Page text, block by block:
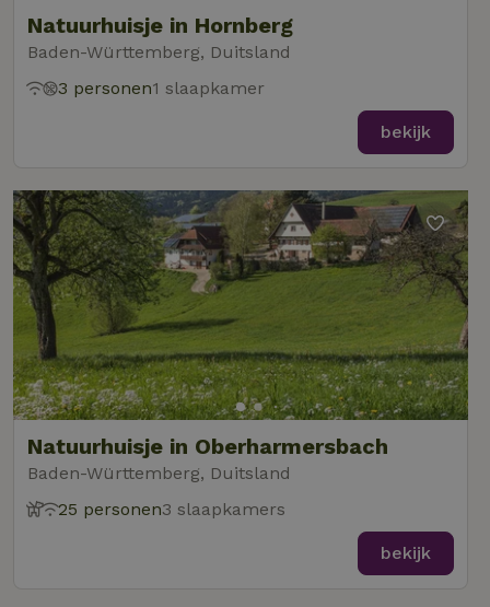
Natuurhuisje in Hornberg
Baden-Württemberg, Duitsland
3 personen1 slaapkamer
bekijk
Natuurhuisje in Oberharmersbach
Baden-Württemberg, Duitsland
25 personen3 slaapkamers
bekijk